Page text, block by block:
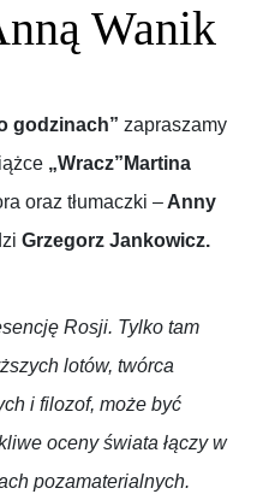
Wanik
godzinach” zapraszamy
„Wracz” Martina
oraz tłumaczki – Anny
Grzegorz Jankowicz.
Rosji. Tylko tam
lotów, twórca
i filozof, może być
oceny świata łączy w
pozamaterialnych.